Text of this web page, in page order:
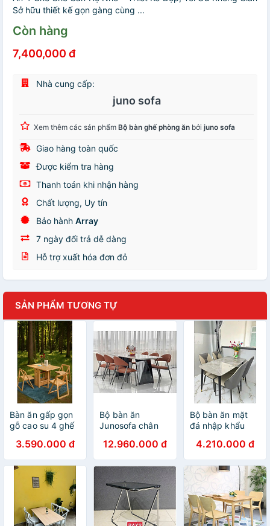
Sở hữu thiết kế gọn gàng cùng ...
Còn hàng
7,400,000 đ
Nhà cung cấp:
juno sofa
Xem thêm các sản phẩm Bộ bàn ghế phòng ăn bởi juno sofa
Giao hàng toàn quốc
Được kiểm tra hàng
Thanh toán khi nhận hàng
Chất lượng, Uy tín
Bảo hành Array
7 ngày đổi trả dễ dàng
Hỗ trợ xuất hóa đơn đỏ
SẢN PHẨM TƯƠNG TỰ
Bàn ăn gấp gọn
gỗ cao su 4 ghế
3.590.000 đ
Bộ bàn ăn
Junosofa chân
bàn đá và 4 ghế
Miso sang trọng
12.960.000 đ
Bộ bàn ăn mặt
đá nhập khẩu
đại CTL04 Juno
Sofa nhiều lựa
chọn
4.210.000 đ